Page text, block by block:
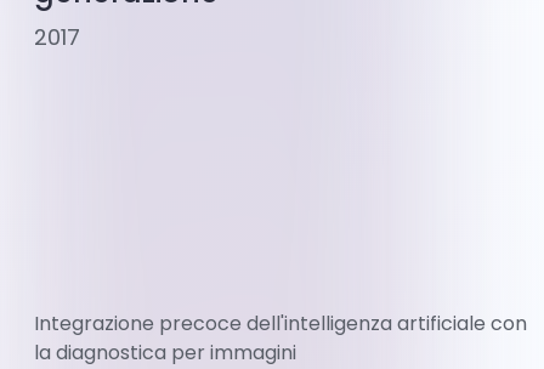
2017
Integrazione precoce dell'intelligenza artificiale con
la diagnostica per immagini